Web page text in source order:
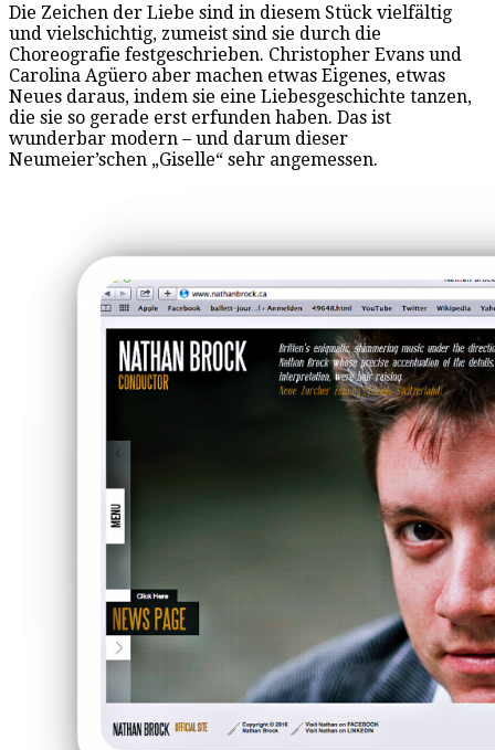
Die Zeichen der Liebe sind in diesem Stück vielfältig
und vielschichtig, zumeist sind sie durch die
Choreografie festgeschrieben. Christopher Evans und
Carolina Agüero aber machen etwas Eigenes, etwas
Neues daraus, indem sie eine Liebesgeschichte tanzen,
die sie so gerade erst erfunden haben. Das ist
wunderbar modern – und darum dieser
Neumeier’schen „Giselle“ sehr angemessen.